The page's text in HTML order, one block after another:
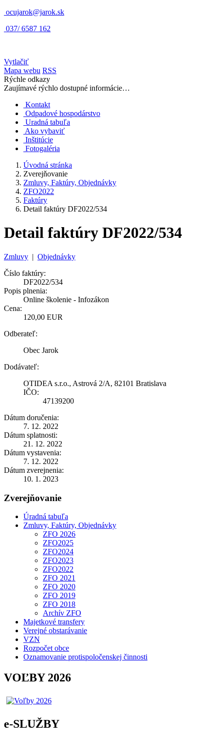
ocujarok@jarok.sk
037/ 6587 162
Vytlačiť
Mapa webu RSS
Rýchle odkazy
Zaujímavé rýchlo dostupné informácie…
Kontakt
Odpadové hospodárstvo
Uradná tabuľa
Ako vybaviť
Inštitúcie
Fotogaléria
Úvodná stránka
Zverejňovanie
Zmluvy, Faktúry, Objednávky
ZFO2022
Faktúry
Detail faktúry DF2022/534
Detail faktúry DF2022/534
Zmluvy | Objednávky
Číslo faktúry:
DF2022/534
Popis plnenia:
Online školenie - Infozákon
Cena:
120,00 EUR
Odberateľ:
Obec Jarok
Dodávateľ:
OTIDEA s.r.o., Astrová 2/A, 82101 Bratislava
IČO:
47139200
Dátum doručenia:
7. 12. 2022
Dátum splatnosti:
21. 12. 2022
Dátum vystavenia:
7. 12. 2022
Dátum zverejnenia:
10. 1. 2023
Zverejňovanie
Úradná tabuľa
Zmluvy, Faktúry, Objednávky
ZFO 2026
ZFO2025
ZFO2024
ZFO2023
ZFO2022
ZFO 2021
ZFO 2020
ZFO 2019
ZFO 2018
Archív ZFO
Majetkové transfery
Verejné obstarávanie
VZN
Rozpočet obce
Oznamovanie protispoločenskej činnosti
VOĽBY 2026
e-SLUŽBY